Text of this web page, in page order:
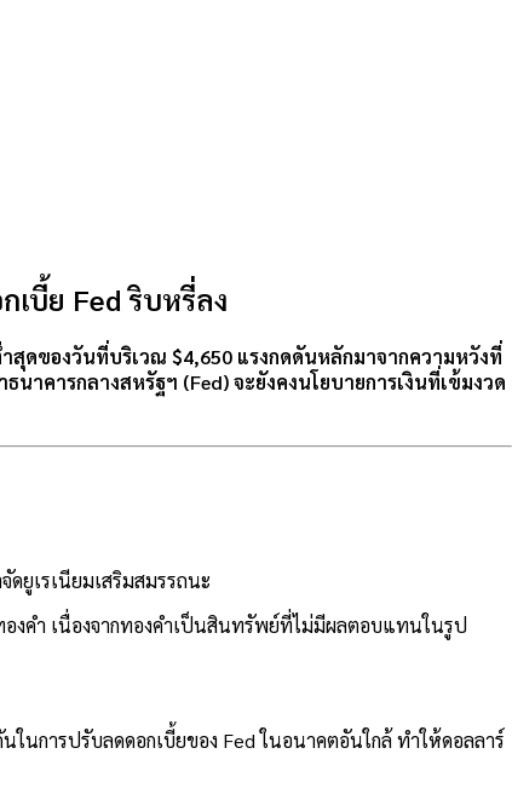
เบี้ย Fed ริบหรี่ลง
สุดของวันที่บริเวณ $4,650 แรงกดดันหลักมาจากความหวังที่
าคารกลางสหรัฐฯ (Fed) จะยังคงนโยบายการเงินที่เข้มงวด
ยูเรเนียมเสริมสมรรถนะ
งคำ เนื่องจากทองคำเป็นสินทรัพย์ที่ไม่มีผลตอบแทนในรูป
นการปรับลดดอกเบี้ยของ Fed ในอนาคตอันใกล้ ทำให้ดอลลาร์